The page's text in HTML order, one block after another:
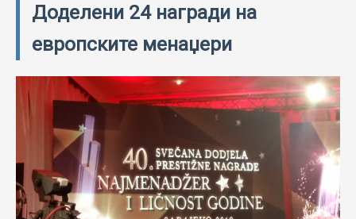
ПОЧЕТНА
СТАРТЕР БАТЕРИИ
ИНДУСТРИСКИ БАТЕРИИ
ECOMOTION
СПОРТ
НОВОСТИ
Доделени 24 награди на
европските менаџери